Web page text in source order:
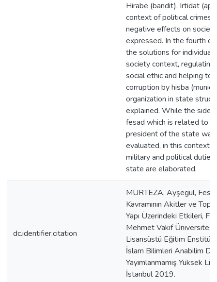
Hirabe (bandit), Irtidat
context of political crimes
negative effects on
expressed. In the fourth
the solutions for
society context, regulating
social ethic and helping to
corruption by hisba
organization in state
explained. While the side
fesad which is related to
president of the state was
evaluated, in this context
military and political duties
state are elaborated.
dc.identifier.citation
MURTEZA, Ayşegül,
Kavramının Akitler ve
Yapı Üzerindeki Etkileri,
Mehmet Vakıf Üniversitesi
Lisansüstü Eğitim
İslam Bilimleri Anabilim
Yayımlanmamış Yüksek
İstanbul 2019.